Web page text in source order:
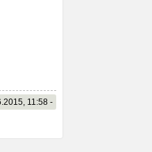
11:58 -